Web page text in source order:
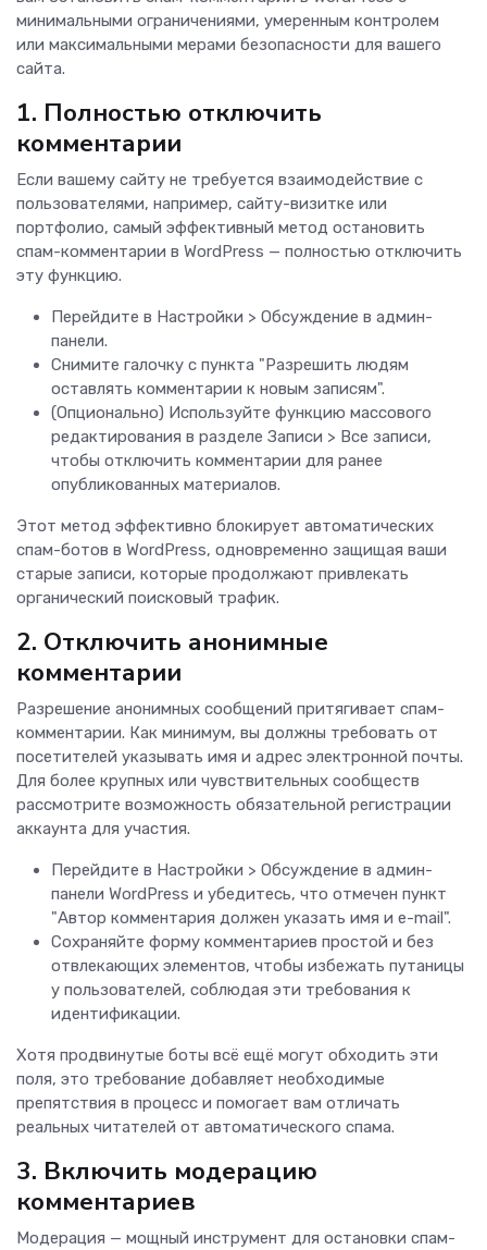
минимальными ограничениями, умеренным контролем
или максимальными мерами безопасности для вашего
сайта.
1. Полностью отключить
комментарии
Если вашему сайту не требуется взаимодействие с
пользователями, например, сайту-визитке или
портфолио, самый эффективный метод остановить
спам-комментарии в WordPress — полностью отключить
эту функцию.
Перейдите в Настройки > Обсуждение в админ-
панели.
Снимите галочку с пункта "Разрешить людям
оставлять комментарии к новым записям".
(Опционально) Используйте функцию массового
редактирования в разделе Записи > Все записи,
чтобы отключить комментарии для ранее
опубликованных материалов.
Этот метод эффективно блокирует автоматических
спам-ботов в WordPress, одновременно защищая ваши
старые записи, которые продолжают привлекать
органический поисковый трафик.
2. Отключить анонимные
комментарии
Разрешение анонимных сообщений притягивает спам-
комментарии. Как минимум, вы должны требовать от
посетителей указывать имя и адрес электронной почты.
Для более крупных или чувствительных сообществ
рассмотрите возможность обязательной регистрации
аккаунта для участия.
Перейдите в Настройки > Обсуждение в админ-
панели WordPress и убедитесь, что отмечен пункт
"Автор комментария должен указать имя и e-mail".
Сохраняйте форму комментариев простой и без
отвлекающих элементов, чтобы избежать путаницы
у пользователей, соблюдая эти требования к
идентификации.
Хотя продвинутые боты всё ещё могут обходить эти
поля, это требование добавляет необходимые
препятствия в процесс и помогает вам отличать
реальных читателей от автоматического спама.
3. Включить модерацию
комментариев
Модерация — мощный инструмент для остановки спам-